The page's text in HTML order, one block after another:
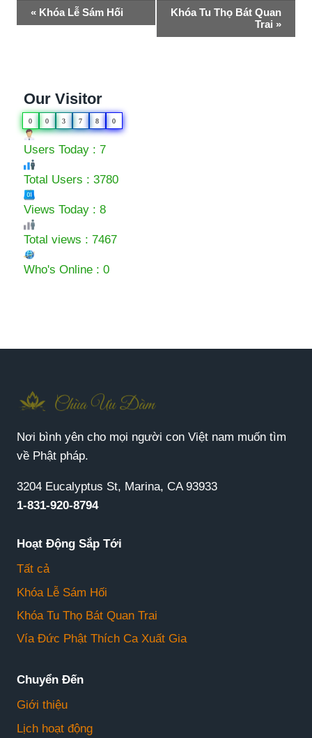
Event
« Khóa Lễ Sám Hối
Khóa Tu Thọ Bát Quan
Trai »
Our Visitor
0 0 3 7 8 0
Users Today : 7
Total Users : 3780
Views Today : 8
Total views : 7467
Who's Online : 0
Nơi bình yên cho mọi người con Việt nam muốn tìm
về Phật pháp.
3204 Eucalyptus St, Marina, CA 93933
1-831-920-8794
Hoạt Động Sắp Tới
Tất cả
Khóa Lễ Sám Hối
Khóa Tu Thọ Bát Quan Trai
Vía Đức Phật Thích Ca Xuất Gia
Chuyển Đến
Giới thiệu
Lịch hoạt động